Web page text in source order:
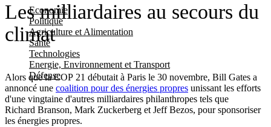
Economie
Politique
Agriculture et Alimentation
Santé
Technologies
Energie, Environnement et Transport
Défense
Les milliardaires au secours du
climat
Alors que la COP 21 débutait à Paris le 30 novembre, Bill Gates a
annoncé une coalition pour des énergies propres unissant les efforts
d'une vingtaine d'autres milliardaires philanthropes tels que
Richard Branson, Mark Zuckerberg et Jeff Bezos, pour sponsoriser
les énergies propres.